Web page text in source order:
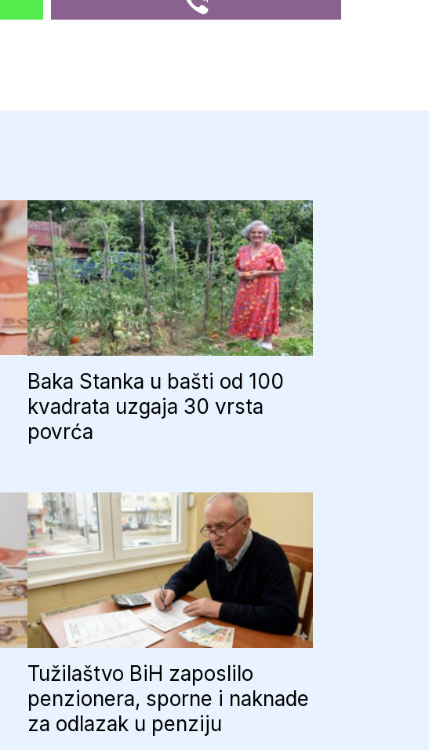
Baka Stanka u bašti od 100
kvadrata uzgaja 30 vrsta
povrća
Tužilaštvo BiH zaposlilo
penzionera, sporne i naknade
za odlazak u penziju